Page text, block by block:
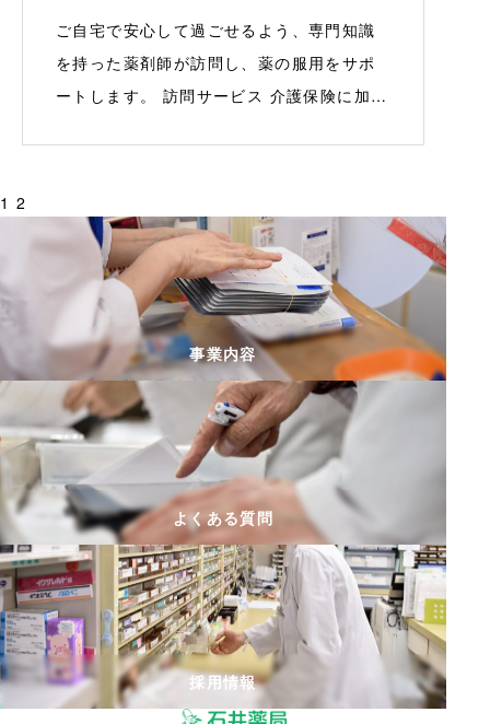
のご利用も可能です。
ご自宅で安心して過ごせるよう、専門知識
を持った薬剤師が訪問し、薬の服用をサポ
ートします。 訪問サービス 介護保険に加入
宅で過ごせるようサポートいたします。 事
前準備 FAXで処方箋を送っていただけれ
ば、薬をあらかじめ準備してお届けいたし
ます。初めての薬でも用法や用量を丁寧に
ご説明いたしますので、安心してご利用い
ただけます。 臨機応変な対応 ご自宅での受
け取りや急な相談にも柔軟に対応しており
ます。地域の方々に寄り添い、些細な不安
も安心して相談できるよう心掛けていま
す。
投
ペ
ー
送
1 2
事業内容
よくある質問
採用情報